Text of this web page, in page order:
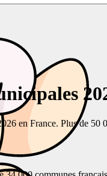
en France. Plus de